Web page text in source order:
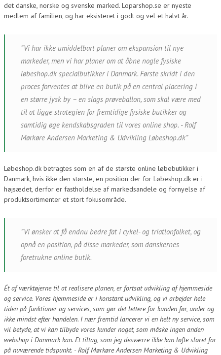
det danske, norske og svenske marked. Loparshop.se er nyeste
medlem af familien, og har eksisteret i godt og vel et halvt år.
”Vi har ikke umiddelbart planer om ekspansion til nye
markeder, men vi har planer om at åbne nogle fysiske
løbeshop.dk specialbutikker i Danmark. Første skridt i den
proces forventes at blive en butik på en central placering i
en større jysk by – en slags prøveballon, som skal være med
til at ligge strategien for fremtidige fysiske butikker og
samtidig øge kendskabsgraden til vores online shop. - Rolf
Mørkøre Andersen Marketing & Udvikling Løbeshop.dk”
Løbeshop.dk betragtes som en af de største online løbebutikker i
Danmark, hvis ikke den største, en position der for Løbeshop.dk er i
højsædet, derfor er fastholdelse af markedsandele og fornyelse af
produktsortimenter et stort fokusområde.
”Vi ønsker at få endnu bedre fat i cykel- og triatlonfolket, og
opnå en position, på disse markeder, som danskernes
foretrukne online butik.
Ét af værktøjerne til at realisere planen, er fortsat udvikling af hjemmeside
og service. Vores hjemmeside er i konstant udvikling, og vi arbejder hele
tiden på funktioner og services, som gør det lettere for kunden før, under og
ikke mindst efter handelen. I nær fremtid lancerer vi en helt ny service, som
vil betyde, at vi kan tilbyde vores kunder noget, som måske ingen anden
webshop i Danmark kan. Et tiltag, som jeg desværre ikke kan løfte sløret for
på nuværende tidspunkt. - Rolf Mørkøre Andersen Marketing & Udvikling